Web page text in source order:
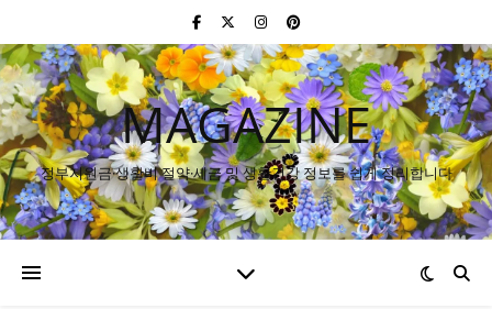
MAGAZINE
정부지원금·생활비 절약·세금 및 생활건강 정보를 쉽게 정리합니다